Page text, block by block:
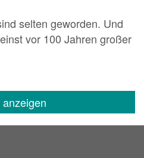
selten geworden. Und
vor 100 Jahren großer